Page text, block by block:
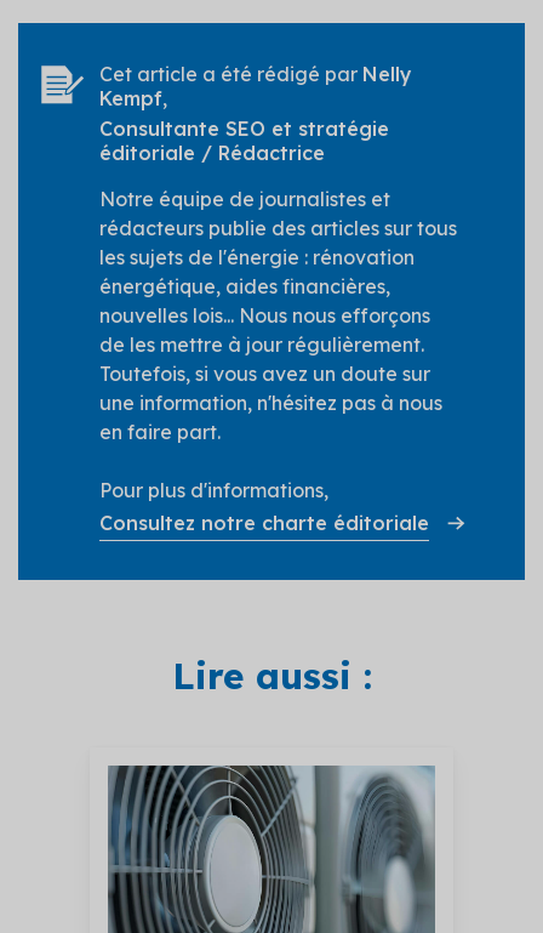
Cet article a été rédigé par Nelly
Kempf,
Consultante SEO et stratégie
éditoriale / Rédactrice
Notre équipe de journalistes et
rédacteurs publie des articles sur tous
les sujets de l'énergie : rénovation
énergétique, aides financières,
nouvelles lois... Nous nous efforçons
de les mettre à jour régulièrement.
Toutefois, si vous avez un doute sur
une information, n'hésitez pas à nous
en faire part.
Pour plus d'informations,
Consultez notre charte éditoriale
Lire aussi :